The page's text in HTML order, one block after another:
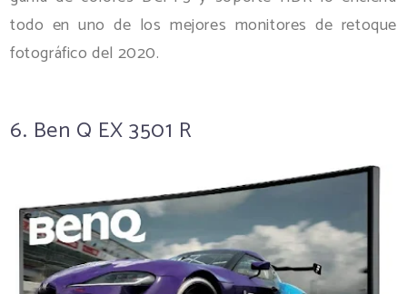
todo en uno de los mejores monitores de retoque
fotográfico del 2020.
6. Ben Q EX 3501 R